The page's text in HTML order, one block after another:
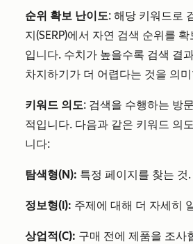
순위 확보 난이도: 해당 키워드로
지(SERP)에서 자연 검색 순위를 확
입니다. 수치가 높을수록 검색 결
차지하기가 더 어렵다는 것을 의
키워드 의도: 검색을 수행하는 방
적입니다. 다음과 같은 키워드 의
니다:
탐색형(N): 특정 페이지를 찾는 것.
정보형(I): 주제에 대해 더 자세히
상업적(C): 구매 전에 제품을 조사